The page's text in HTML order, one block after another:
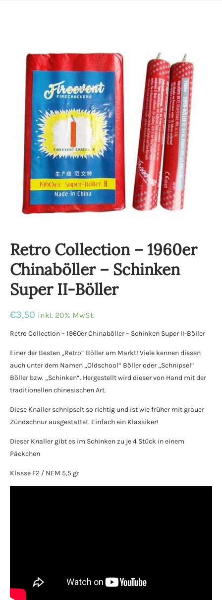
Retro Collection – 1960er
Chinaböller – Schinken
Super II-Böller
€3,50 inkl. 20% MwSt.
Retro Collection – 1960er Chinaböller – Schinken Super II-Böller
Einer der Besten „Retro“ Böller am Markt! Viele kennen diesen
auch unter dem Namen „Oldschool“ Böller oder „Schnipsel“
Böller bzw. „Schinken“. Hergestellt wird dieser von Hand mit der
traditionellen chinesischen Art.
Diese Knaller schnipselt so richtig und ist wie früher mit grauer
Zündschnur ausgestattet. Einfach ein Klassiker!
Dieser Knaller gibt es im Schinken zu je 4 Stück in einem
Päckchen
Klasse F2 / NEM 5,5 gr